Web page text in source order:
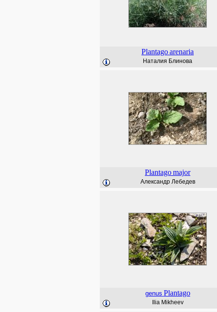
Plantagoarenaria
Наталия Блинова
Plantagomajor
Александр Лебедев
genus Plantago
Ilia Mikheev